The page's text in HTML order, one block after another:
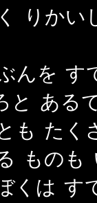
りかい
んを す
と ある
も たく
もの
くは